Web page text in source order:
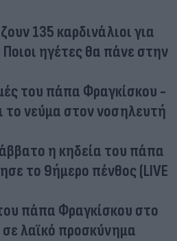
135 καρδινάλιοι για
ηγέτες θα πάνε στην
του πάπα Φραγκίσκου -
το νεύμα στον νοσηλευτή
η κηδεία του πάπα
το 9ήμερο πένθος (LIVE
πάπα Φραγκίσκου στο
σε λαϊκό προσκύνημα